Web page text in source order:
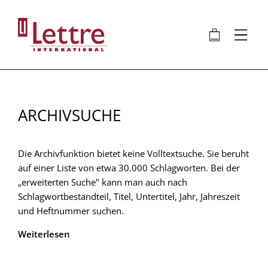
Inhalt
🛍 ⋮
ARCHIVSUCHE
Die Archivfunktion bietet keine Volltextsuche. Sie beruht
auf einer Liste von etwa 30.000 Schlagworten. Bei der
„erweiterten Suche" kann man auch nach
Schlagwortbestandteil, Titel, Untertitel, Jahr, Jahreszeit
und Heftnummer suchen.
Weiterlesen